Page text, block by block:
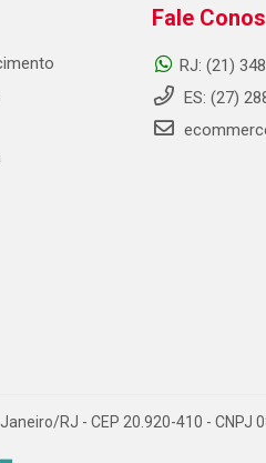
Fale
RJ: (21)
ES: (27)
RJ - CEP 20.920-410 - CNPJ